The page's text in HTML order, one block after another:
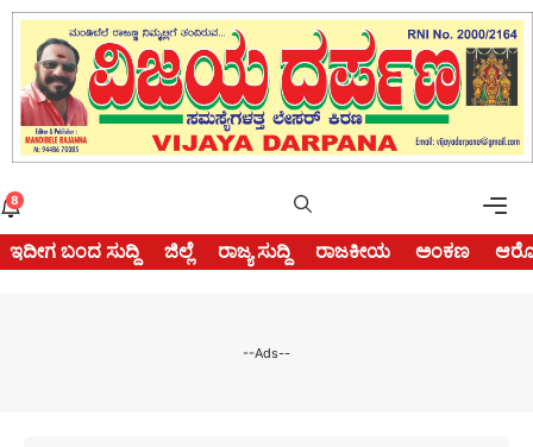
Skip
content
8
ಇದೀಗ ಬಂದ ಸುದ್ದಿ ಜಿಲ್ಲೆ ರಾಜ್ಯ ಸುದ್ದಿ ರಾಜಕೀಯ ಅಂಕಣ
--Ads--